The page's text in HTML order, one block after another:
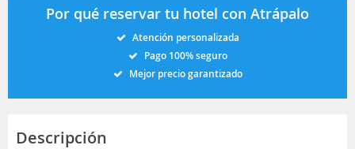
Por qué reservar tu hotel con Atrápalo
Atención personalizada
Pago 100% seguro
Mejor precio garantizado
Descripción